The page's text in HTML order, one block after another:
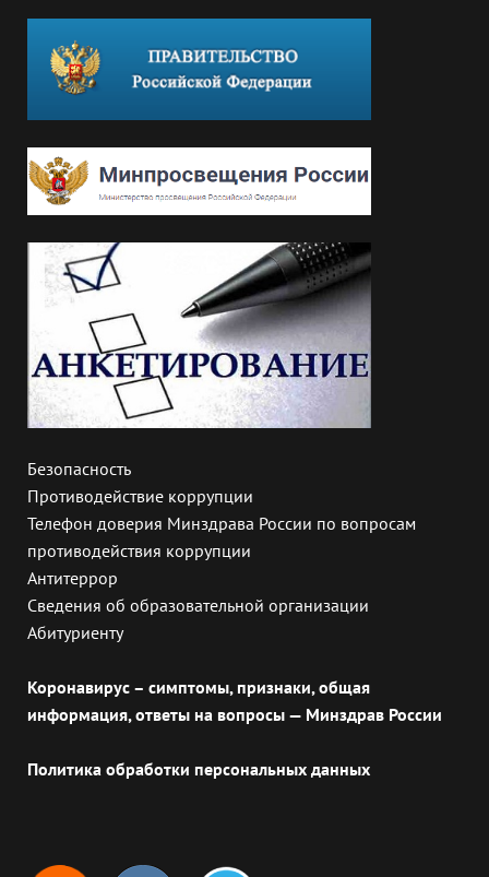
Безопасность
Противодействие коррупции
Телефон доверия Минздрава России по вопросам
противодействия коррупции
Антитеррор
Сведения об образовательной организации
Абитуриенту
Коронавирус – симптомы, признаки, общая
информация, ответы на вопросы — Минздрав России
Политика обработки персональных данных